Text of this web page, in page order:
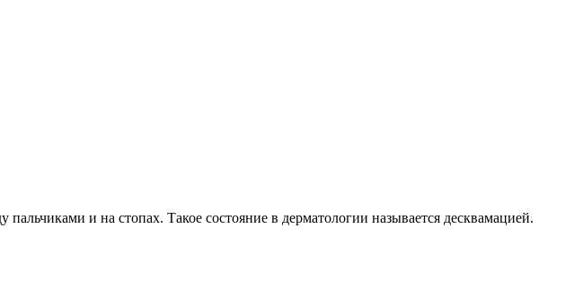
и на стопах. Такое состояние в дерматологии называется десквамацией.